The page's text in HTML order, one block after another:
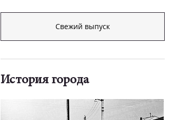
Свежий выпуск
История города